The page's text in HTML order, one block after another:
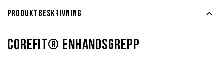
Produktbeskrivning
COREFIT® Enhandsgrepp